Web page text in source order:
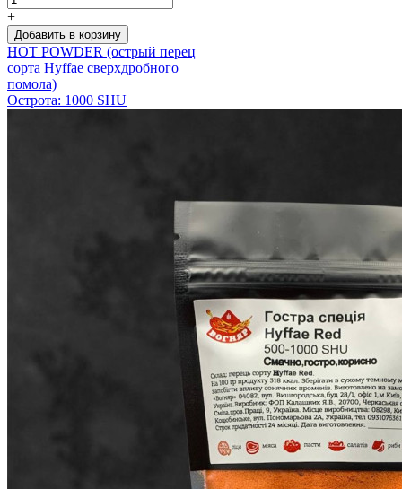
+
Добавить в корзину
HOT POWDER (острый перец
сорта Hyffae сверхдробного
помола)
Острота: 1000 SHU